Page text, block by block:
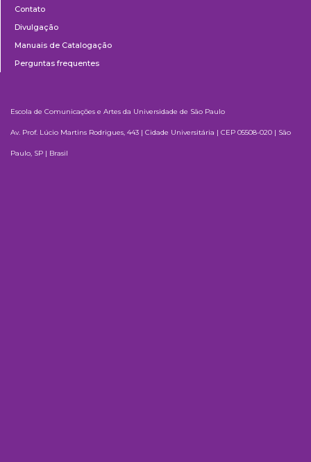
Contato
Divulgação
Manuais de Catalogação
Perguntas frequentes
Escola de Comunicações e Artes da Universidade de São Paulo
Av. Prof. Lúcio Martins Rodrigues, 443 | Cidade Universitária | CEP 05508-020 | São
Paulo, SP | Brasil